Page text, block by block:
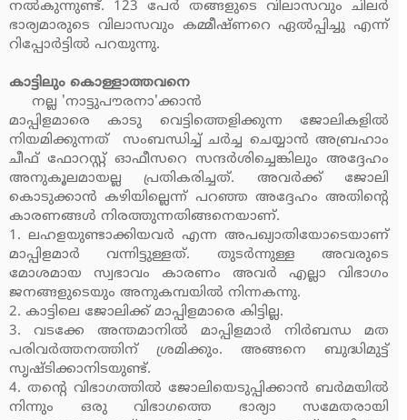
നല്‍കുന്നുണ്ട്. 123 പേര്‍ തങ്ങളുടെ വിലാസവും ചിലര്‍
ഭാര്യമാരുടെ വിലാസവും കമ്മീഷ്ണറെ ഏല്‍പ്പിച്ചു എന്ന്
റിപ്പോര്‍ട്ടില്‍ പറയുന്നു.
കാട്ടിലും കൊള്ളാത്തവനെ
നല്ല 'നാട്ടുപൗരനാ'ക്കാന്‍
മാപ്പിളമാരെ കാടു വെട്ടിത്തെളിക്കുന്ന ജോലികളില്‍
നിയമിക്കുന്നത് സംബന്ധിച്ച് ചര്‍ച്ച ചെയ്യാന്‍ അബ്രഹാം
ചീഫ് ഫോറസ്റ്റ് ഓഫീസറെ സന്ദര്‍ശിച്ചെങ്കിലും അദ്ദേഹം
അനുകൂലമായല്ല പ്രതികരിച്ചത്. അവര്‍ക്ക് ജോലി
കൊടുക്കാന്‍ കഴിയില്ലെന്ന് പറഞ്ഞ അദ്ദേഹം അതിന്റെ
കാരണങ്ങള്‍ നിരത്തുന്നതിങ്ങനെയാണ്.
1. ലഹളയുണ്ടാക്കിയവര്‍ എന്ന അപഖ്യാതിയോടെയാണ്
മാപ്പിളമാര്‍ വന്നിട്ടുള്ളത്. തുടര്‍ന്നുള്ള അവരുടെ
മോശമായ സ്വഭാവം കാരണം അവര്‍ എല്ലാ വിഭാഗം
ജനങ്ങളുടെയും അനുകമ്പയില്‍ നിന്നകന്നു.
2. കാട്ടിലെ ജോലിക്ക് മാപ്പിളമാരെ കിട്ടില്ല.
3. വടക്കേ അന്തമാനില്‍ മാപ്പിളമാര്‍ നിര്‍ബന്ധ മത
പരിവര്‍ത്തനത്തിന് ശ്രമിക്കും. അങ്ങനെ ബുദ്ധിമുട്ട്
സൃഷ്ടിക്കാനിടയുണ്ട്.
4. തന്റെ വിഭാഗത്തില്‍ ജോലിയെടുപ്പിക്കാന്‍ ബര്‍മയില്‍
നിന്നും ഒരു വിഭാഗത്തെ ഭാര്യാ സമേതരായി